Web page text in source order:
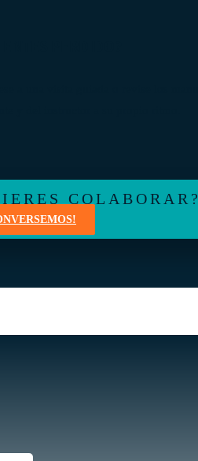
COLABORAR?